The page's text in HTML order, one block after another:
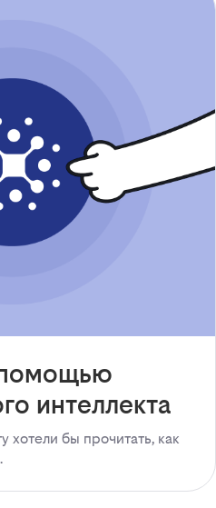
помощью
интеллекта
хотели бы прочитать, как